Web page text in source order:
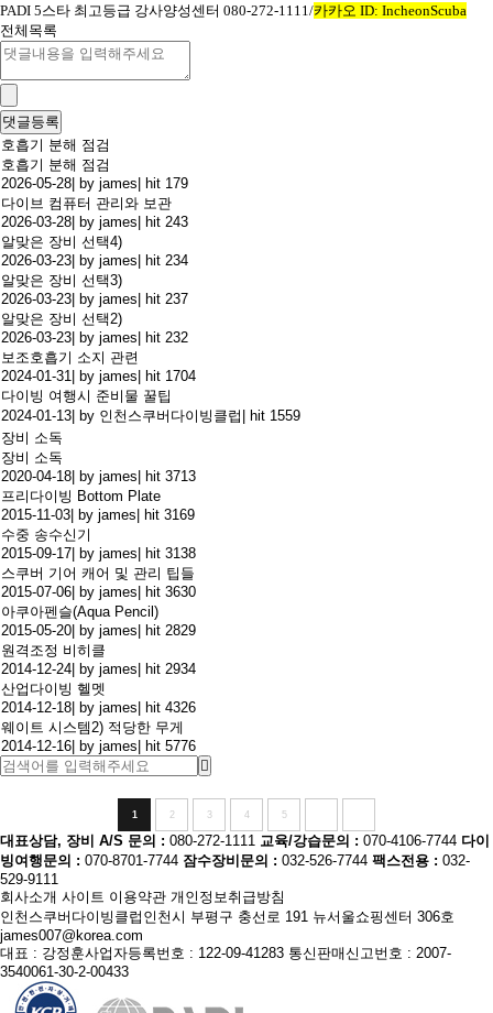
PADI 5스타 최고등급 강사양성센터 080-272-1111/카카오 ID: IncheonScuba
전체목록
호흡기 분해 점검
호흡기 분해 점검
2026-05-28 by james
hit 179
다이브 컴퓨터 관리와 보관
2026-03-28 by james
hit 243
알맞은 장비 선택4)
2026-03-23 by james
hit 234
알맞은 장비 선택3)
2026-03-23 by james
hit 237
알맞은 장비 선택2)
2026-03-23 by james
hit 232
보조호흡기 소지 관련
2024-01-31 by james
hit 1704
다이빙 여행시 준비물 꿀팁
2024-01-13 by 인천스쿠버다이빙클럽
hit 1559
장비 소독
장비 소독
2020-04-18 by james
hit 3713
프리다이빙 Bottom Plate
2015-11-03 by james
hit 3169
수중 송수신기
2015-09-17 by james
hit 3138
스쿠버 기어 캐어 및 관리 팁들
2015-07-06 by james
hit 3630
아쿠아펜슬 (Aqua Pencil)
2015-05-20 by james
hit 2829
원격조정 비히클
2014-12-24 by james
hit 2934
산업다이빙 헬멧
2014-12-18 by james
hit 4326
웨이트 시스템2) 적당한 무게
2014-12-16 by james hit 5776
1 2 3 4 5
대표상담, 장비 A/S 문의 : 080-272-1111 교육/강습문의 : 070-4106-7744 다이
빙여행문의 : 070-8701-7744 잠수장비문의 : 032-526-7744 팩스전용 : 032-
529-9111
회사소개 사이트 이용약관 개인정보취급방침
인천스쿠버다이빙클럽 인천시 부평구 충선로 191 뉴서울쇼핑센터 306호
james007@korea.com
대표 : 강정훈사업자등록번호 : 122-09-41283 통신판매신고번호 : 2007-
3540061-30-2-00433